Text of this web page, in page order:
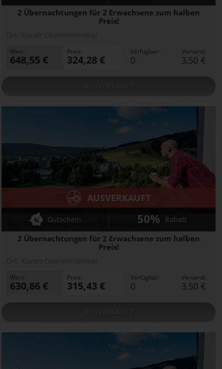
2 Übernachtungen für 2 Erwachsene zum halben
Preis!
Wert:
648,55 €
Preis:
324,28 €
Verfügbar:
0
Versand:
3,50 €
Best Western Ahorn Hotel Oberwiesenthal
2 Übernachtungen für 2 Erwachsene zum halben
Preis!
AUSVERKAUFT
Gutschein 50% Rabatt
Wert:
630,86 €
Preis:
315,43 €
Verfügbar:
0
Versand:
3,50 €